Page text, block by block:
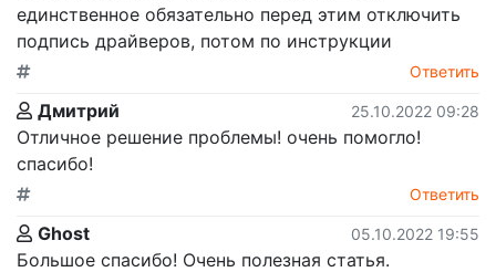
единственное обязательно перед этим отключить
подпись драйверов, потом по инструкции
Ответить
Дмитрий 25.10.2022 09:28
Отличное решение проблемы! очень помогло!
спасибо!
Ответить
Ghost 05.10.2022 19:55
Большое спасибо! Очень полезная статья.